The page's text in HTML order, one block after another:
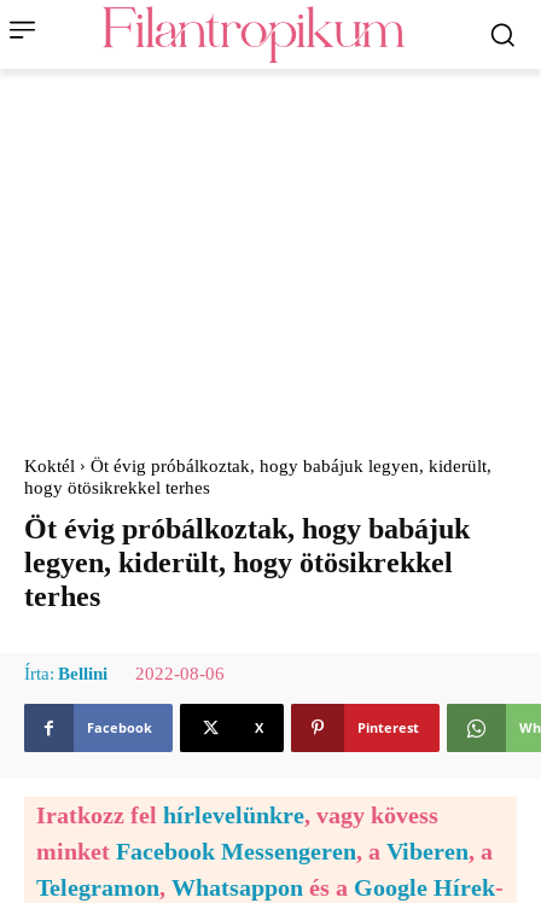
Koktél
Öt évig próbálkoztak, hogy babájuk legyen, kiderült,
hogy ötösikrekkel terhes
Öt évig próbálkoztak, hogy babájuk
legyen, kiderült, hogy ötösikrekkel
terhes
Írta: Bellini 2022-08-06
Facebook X Pinterest
Iratkozz fel hírlevelünkre, vagy kövess
minket Facebook Messengeren, a Viberen, a
Telegramon, Whatsappon és a Google Hírek-